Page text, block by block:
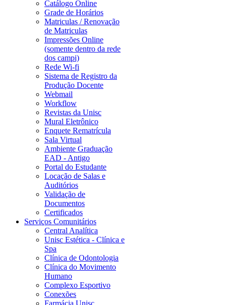
Catálogo Online
Grade de Horários
Matriculas / Renovação
de Matriculas
Impressões Online
(somente dentro da rede
dos campi)
Rede Wi-fi
Sistema de Registro da
Produção Docente
Webmail
Workflow
Revistas da Unisc
Mural Eletrônico
Enquete Rematrícula
Sala Virtual
Ambiente Graduação
EAD - Antigo
Portal do Estudante
Locação de Salas e
Auditórios
Validação de
Documentos
Certificados
Serviços Comunitários
Central Analítica
Unisc Estética - Clínica e
Spa
Clínica de Odontologia
Clínica do Movimento
Humano
Complexo Esportivo
Conexões
Farmácia Unisc